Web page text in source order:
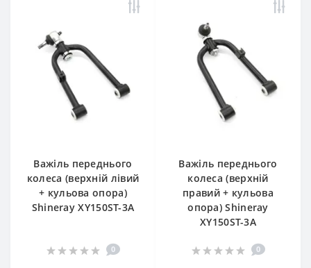
Важіль переднього
колеса (верхній лівий
+ кульова опора)
Shineray XY150ST-3A
0
Важіль переднього
колеса (верхній
правий + кульова
опора) Shineray
XY150ST-3A
0